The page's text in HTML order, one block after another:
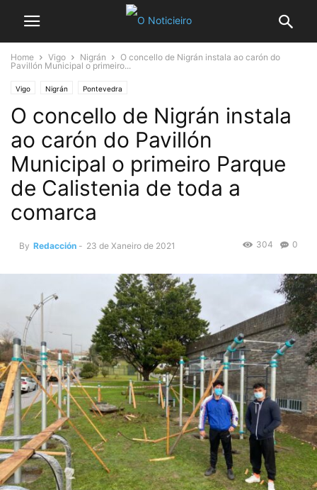
Home Vigo Nigrán
O concello de Nigrán instala ao carón do
Pavillón Municipal o primeiro...
Vigo Nigrán Pontevedra
O concello de Nigrán instala
ao carón do Pavillón
Municipal o primeiro Parque
de Calistenia de toda a
comarca
By Redacción - 23 de Xaneiro de 2021 0
304